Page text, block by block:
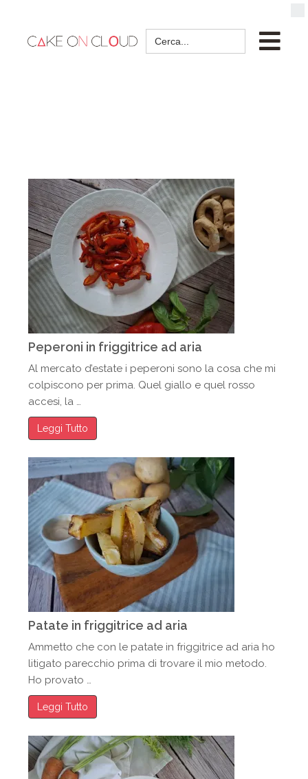
Search
for:
Peperoni in friggitrice ad aria
Al mercato d’estate i peperoni sono la cosa che mi
colpiscono per prima. Quel giallo e quel rosso
accesi, la …
Leggi Tutto
Patate in friggitrice ad aria
Ammetto che con le patate in friggitrice ad aria ho
litigato parecchio prima di trovare il mio metodo.
Ho provato …
Leggi Tutto